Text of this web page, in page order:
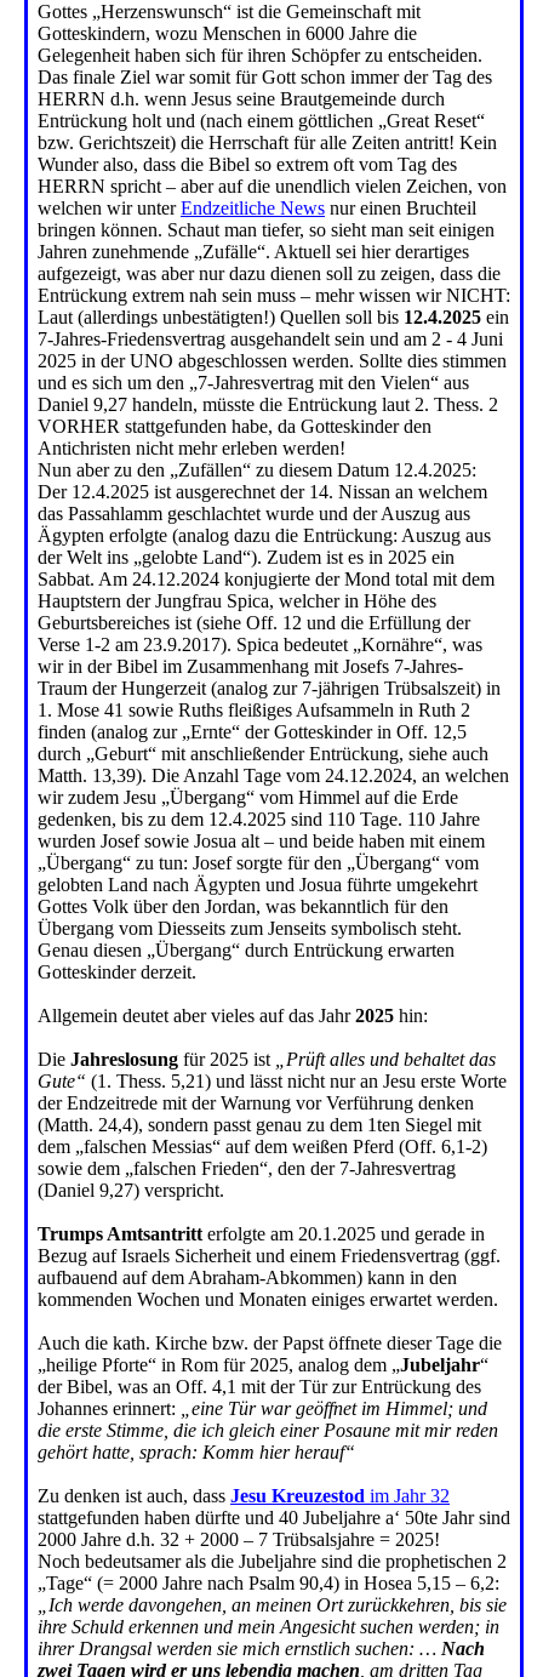
Gottes „Herzenswunsch“ ist die Gemeinschaft mit
Gotteskindern, wozu Menschen in 6000 Jahre die
Gelegenheit haben sich für ihren Schöpfer zu entscheiden.
Das finale Ziel war somit für Gott schon immer der Tag des
HERRN d.h. wenn Jesus seine Brautgemeinde durch
Entrückung holt und (nach einem göttlichen „Great Reset“
bzw. Gerichtszeit) die Herrschaft für alle Zeiten antritt! Kein
Wunder also, dass die Bibel so extrem oft vom Tag des
HERRN spricht – aber auf die unendlich vielen Zeichen, von
welchen wir unterEndzeitliche News nur einen Bruchteil
bringen können. Schaut man tiefer, so sieht man seit einigen
Jahren zunehmende „Zufälle“. Aktuell sei hier derartiges
aufgezeigt, was aber nur dazu dienen soll zu zeigen, dass die
Entrückung extrem nah sein muss – mehr wissen wir NICHT:
Laut (allerdings unbestätigten!) Quellen soll bis 12.4.2025 ein
7-Jahres-Friedensvertrag ausgehandelt sein und am 2 - 4 Juni
2025 in der UNO abgeschlossen werden. Sollte dies stimmen
und es sich um den „7-Jahresvertrag mit den Vielen“ aus
Daniel 9,27 handeln, müsste die Entrückung laut 2. Thess. 2
VORHER stattgefunden habe, da Gotteskinder den
Antichristen nicht mehr erleben werden!
Nun aber zu den „Zufällen“ zu diesem Datum 12.4.2025:
Der 12.4.2025 ist ausgerechnet der 14. Nissan an welchem
das Passahlamm geschlachtet wurde und der Auszug aus
Ägypten erfolgte (analog dazu die Entrückung: Auszug aus
der Welt ins „gelobte Land“). Zudem ist es in 2025 ein
Sabbat. Am 24.12.2024 konjugierte der Mond total mit dem
Hauptstern der Jungfrau Spica, welcher in Höhe des
Geburtsbereiches ist (siehe Off. 12 und die Erfüllung der
Verse 1-2 am 23.9.2017). Spica bedeutet „Kornähre“, was
wir in der Bibel im Zusammenhang mit Josefs 7-Jahres-
Traum der Hungerzeit (analog zur 7-jährigen Trübsalszeit) in
1. Mose 41 sowie Ruths fleißiges Aufsammeln in Ruth 2
finden (analog zur „Ernte“ der Gotteskinder in Off. 12,5
durch „Geburt“ mit anschließender Entrückung, siehe auch
Matth. 13,39). Die Anzahl Tage vom 24.12.2024, an welchen
wir zudem Jesu „Übergang“ vom Himmel auf die Erde
gedenken, bis zu dem 12.4.2025 sind 110 Tage. 110 Jahre
wurden Josef sowie Josua alt – und beide haben mit einem
„Übergang“ zu tun: Josef sorgte für den „Übergang“ vom
gelobten Land nach Ägypten und Josua führte umgekehrt
Gottes Volk über den Jordan, was bekanntlich für den
Übergang vom Diesseits zum Jenseits symbolisch steht.
Genau diesen „Übergang“ durch Entrückung erwarten
Gotteskinder derzeit.
Allgemein deutet aber vieles auf das Jahr2025 hin:
Die Jahreslosung für 2025 ist
„Prüft alles und behaltet das
Gute“ (1. Thess. 5,21) und lässt nicht nur an Jesu erste Worte
der Endzeitrede mit der Warnung vor Verführung denken
(Matth. 24,4), sondern passt genau zu dem 1ten Siegel mit
dem „falschen Messias“ auf dem weißen Pferd (Off. 6,1-2)
sowie dem „falschen Frieden“, den der 7-Jahresvertrag
(Daniel 9,27) verspricht.
Trumps Amtsantritt erfolgte am 20.1.2025 und gerade in
Bezug auf Israels Sicherheit und einem Friedensvertrag (ggf.
aufbauend auf dem Abraham-Abkommen) kann in den
kommenden Wochen und Monaten einiges erwartet werden.
Auch die kath. Kirche bzw. der Papst öffnete dieser Tage die
„heilige Pforte“ in Rom für 2025, analog dem „Jubeljahr“
der Bibel, was an Off. 4,1 mit der Tür zur Entrückung des
Johannes erinnert:
„eine Tür war geöffnet im Himmel; und
die erste Stimme, die ich gleich einer Posaune mit mir reden
gehört hatte, sprach: Komm hier herauf“
Zu denken ist auch, dass Jesu Kreuzestod im Jahr 32
stattgefunden haben dürfte und 40 Jubeljahre a‘ 50te Jahr sind
2000 Jahre d.h. 32 + 2000 – 7 Trübsalsjahre = 2025!
Noch bedeutsamer als die Jubeljahre sind die prophetischen 2
„Tage“ (= 2000 Jahre nach Psalm 90,4) in Hosea 5,15 – 6,2:
„Ich werde davongehen, an meinen Ort zurückkehren, bis sie
ihre Schuld erkennen und mein Angesicht suchen werden; in
ihrer Drangsal werden sie mich ernstlich suchen: … Nach
zwei Tagen wird er uns lebendig machen , am dritten Tag